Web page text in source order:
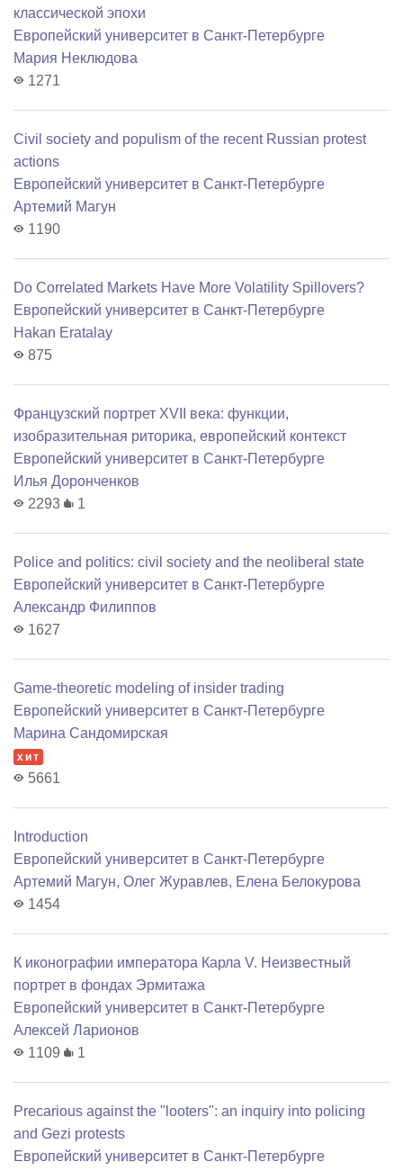
классической эпохи
Европейский университет в Санкт-Петербурге
Мария Неклюдова
1271
Civil society and populism of the recent Russian protest
actions
Европейский университет в Санкт-Петербурге
Артемий Магун
1190
Do Correlated Markets Have More Volatility Spillovers?
Европейский университет в Санкт-Петербурге
Hakan Eratalay
875
Французский портрет XVII века: функции,
изобразительная риторика, европейский контекст
Европейский университет в Санкт-Петербурге
Илья Доронченков
2293
1
Police and politics: civil society and the neoliberal state
Европейский университет в Санкт-Петербурге
Александр Филиппов
1627
Game-theoretic modeling of insider trading
Европейский университет в Санкт-Петербурге
Марина Сандомирская
хит
5661
Introduction
Европейский университет в Санкт-Петербурге
Артемий Магун, Олег Журавлев, Елена Белокурова
1454
К иконографии императора Карла V. Неизвестный
портрет в фондах Эрмитажа
Европейский университет в Санкт-Петербурге
Алексей Ларионов
1109
1
Precarious against the "looters": an inquiry into policing
and Gezi protests
Европейский университет в Санкт-Петербурге